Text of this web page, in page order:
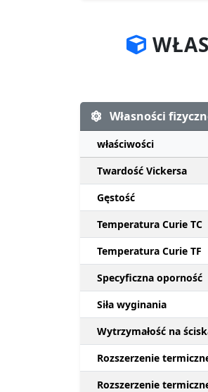
Własności
właściwości
Twardość Vickersa
Gęstość
Temperatura Curie TC
Temperatura Curie TF
Specyficzna oporność
Siła wyginania
Wytrzymałość na
Rozszerzenie
Rozszerzenie